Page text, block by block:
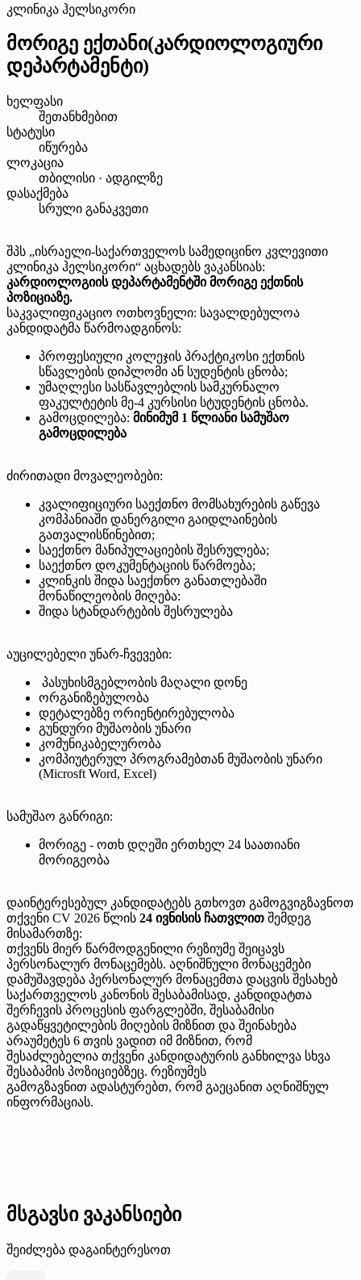
კლინიკა ჰელსიკორი
მორიგე ექთანი(კარდიოლოგიური
დეპარტამენტი)
ხელფასი
შეთანხმებით
სტატუსი
იწურება
ლოკაცია
თბილისი · ადგილზე
დასაქმება
სრული განაკვეთი
შპს „ისრაელი-საქართველოს სამედიცინო კვლევითი
კლინიკა ჰელსიკორი“ აცხადებს ვაკანსიას:
კარდიოლოგიის დეპარტამენტში მორიგე ექთნის
პოზიციაზე.
საკვალიფიკაციო ოთხოვნელი: სავალდებულოა
კანდიდატმა წარმოადგინოს:
პროფესიული კოლეჯის პრაქტიკოსი ექთნის
სწავლების დიპლომი ან სუდენტის ცნობა;
უმაღლესი სასწავლებლის სამკურნალო
ფაკულტეტის მე-4 კურსისი სტუდენტის ცნობა.
გამოცდილება: მინიმუმ 1 წლიანი სამუშაო
გამოცდილება
ძირითადი მოვალეობები:
კვალიფიციური საექთნო მომსახურების გაწევა
კომპანიაში დანერგილი გაიდლაინების
გათვალისწინებით;
საექთნო მანიპულაციების შესრულება;
საექთნო დოკუმენტაციის წარმოება;
კლინკის შიდა საექთნო განათლებაში
მონაწილეობის მიღება:
შიდა სტანდარტების შესრულება
აუცილებელი უნარ-ჩვევები:
პასუხისმგებლობის მაღალი დონე
ორგანიზებულობა
დეტალებზე ორიენტირებულობა
გუნდური მუშაობის უნარი
კომუნიკაბელურობა
კომპიუტერულ პროგრამებთან მუშაობის უნარი
(Microsft Word, Excel)
სამუშაო განრიგი:
მორიგე - ოთხ დღეში ერთხელ 24 საათიანი
მორიგეობა
დაინტერესებულ კანდიდატებს გთხოვთ გამოგვიგზავნოთ
თქვენი CV 2026 წლის 24 ივნისის ჩათვლით შემდეგ
მისამართზე:
თქვენს მიერ წარმოდგენილი რეზიუმე შეიცავს
პერსონალურ მონაცემებს. აღნიშნული მონაცემები
დამუშავდება პერსონალურ მონაცემთა დაცვის შესახებ
საქართველოს კანონის შესაბამისად, კანდიდატთა
შერჩევის პროცესის ფარგლებში, შესაბამისი
გადაწყვეტილების მიღების მიზნით და შეინახება
არაუმეტეს 6 თვის ვადით იმ მიზნით, რომ
შესაძლებელია თქვენი კანდიდატურის განხილვა სხვა
შესაბამის პოზიციებზეც. რეზიუმეს
გამოგზავნით ადასტურებთ, რომ გაეცანით აღნიშნულ
ინფორმაციას.
მსგავსი ვაკანსიები
შეიძლება დაგაინტერესოთ